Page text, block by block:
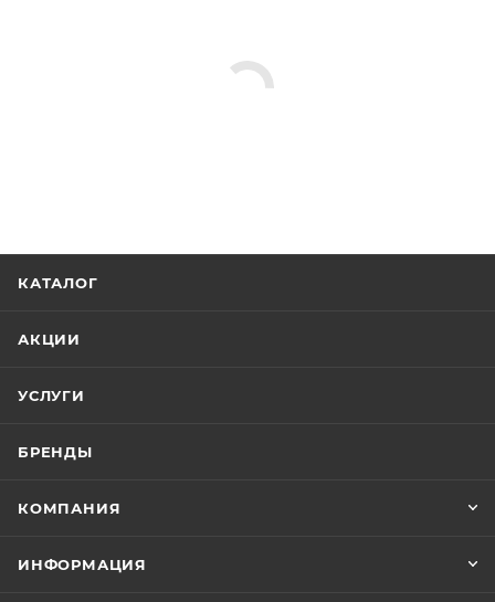
КАТАЛОГ
АКЦИИ
УСЛУГИ
БРЕНДЫ
КОМПАНИЯ
ИНФОРМАЦИЯ